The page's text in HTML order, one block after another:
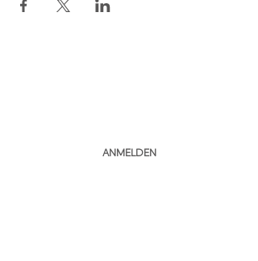
ANMELDEN